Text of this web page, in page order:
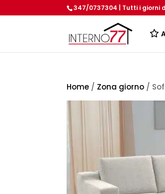
347/0737304 | Tutti i giorni
Home / Zona giorno /